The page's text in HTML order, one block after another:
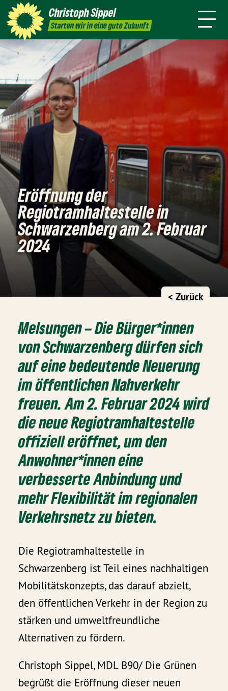
ChristophSippel
Starten wir in eine gute Zukunft
Presse Kontakt
mich
Eröffnung der
Regiotramhaltestelle in
Schwarzenberg am 2. Februar
2024
< Zurück
Melsungen – Die Bürger*innen
von Schwarzenberg dürfen sich
auf eine bedeutende Neuerung
im öffentlichen Nahverkehr
freuen. Am 2. Februar 2024 wird
die neue Regiotramhaltestelle
offiziell eröffnet, um den
Anwohner*innen eine
verbesserte Anbindung und
mehr Flexibilität im regionalen
Verkehrsnetz zu bieten.
Die Regiotramhaltestelle in
Schwarzenberg ist Teil eines nachhaltigen
Mobilitätskonzepts, das darauf abzielt,
den öffentlichen Verkehr in der Region zu
stärken und umweltfreundliche
Alternativen zu fördern.
Christoph Sippel, MDL B90/ Die Grünen
begrüßt die Eröffnung dieser neuen